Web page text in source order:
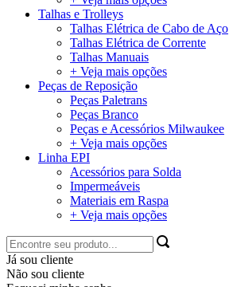
Talhas e Trolleys
Talhas Elétrica de Cabo de Aço
Talhas Elétrica de Corrente
Talhas Manuais
+ Veja mais opções
Peças de Reposição
Peças Paletrans
Peças Branco
Peças e Acessórios Milwaukee
+ Veja mais opções
Linha EPI
Acessórios para Solda
Impermeáveis
Materiais em Raspa
+ Veja mais opções
Já sou cliente
Não sou cliente